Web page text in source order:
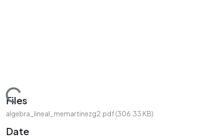
Loading...
Files
algebra_lineal_memartinezg2.pdf(306.33 KB)
Date